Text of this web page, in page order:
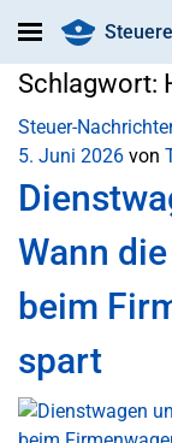
Schlagwort:
Steuer-
5. Juni 2026 von
Wann
beim
spart